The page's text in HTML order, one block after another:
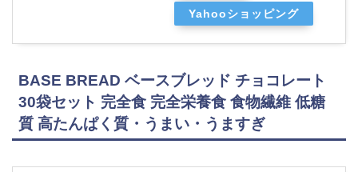
Yahooショッピング
BASE BREAD ベースブレッド チョコレート
30袋セット 完全食 完全栄養食 食物繊維 低糖
質 高たんぱく質・うまい・うますぎ